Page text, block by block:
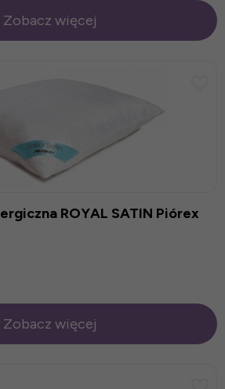
Zobacz więcej
ROYAL SATIN Piórex
Zobacz więcej